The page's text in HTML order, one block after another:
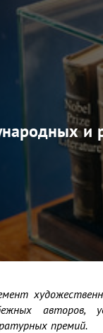
и
авторов,
премий.